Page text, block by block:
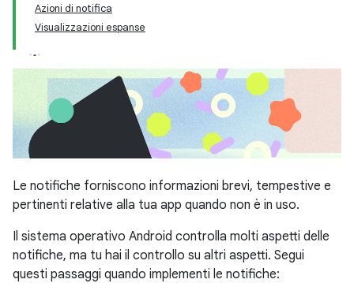
Azioni di notifica
Visualizzazioni espanse
Le notifiche forniscono informazioni brevi, tempestive e
pertinenti relative alla tua app quando non è in uso.
Il sistema operativo Android controlla molti aspetti delle
notifiche, ma tu hai il controllo su altri aspetti. Segui
questi passaggi quando implementi le notifiche: